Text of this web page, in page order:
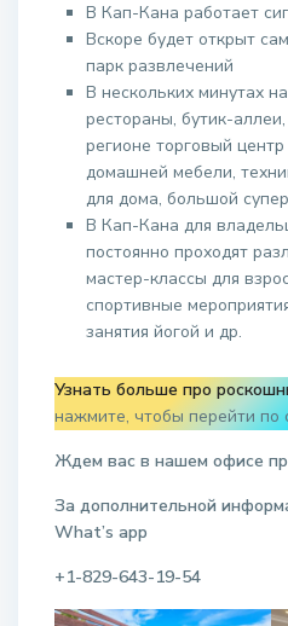
В Кап-Кана работает
Вскоре будет открыт
парк развлечений
В нескольких минутах
рестораны, бутик-
регионе торговый
домашней мебели,
для дома, большой
В Кап-Кана для
постоянно проходят
мастер-классы для
спортивные
занятия йогой и др.
Узнать больше про
нажмите, чтобы перейти по
Ждем вас в нашем офисе
За дополнительной
What’s app
+1-829-643-19-54